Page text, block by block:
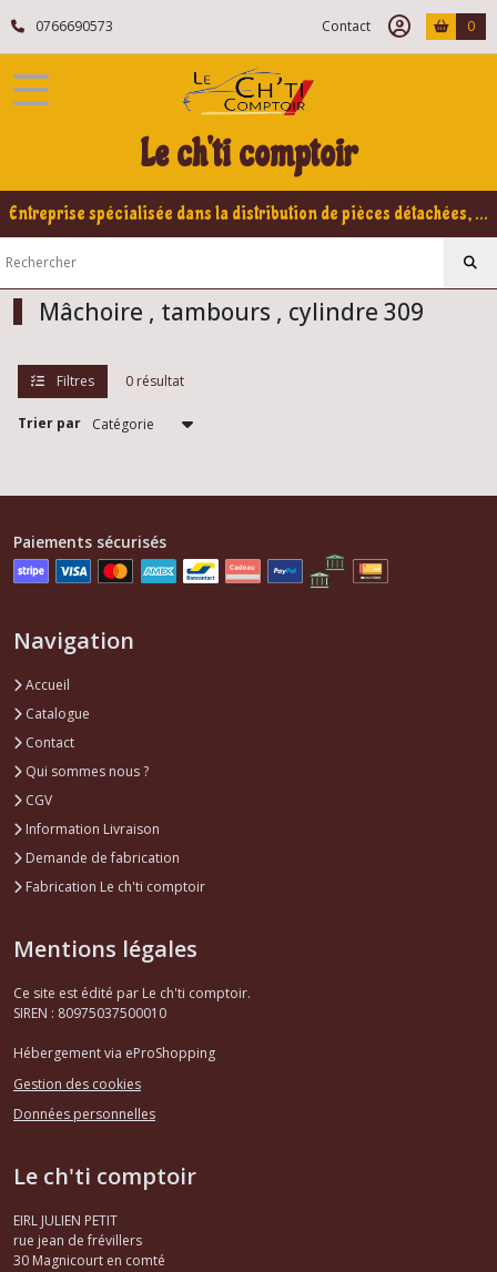
0766690573 Contact 0
Le ch'ti comptoir
Entreprise spécialisée dans la distribution de pièces détachées, refabrication pour voitures Yountimers Peugeot 205 GTI, 309 GTI - GTI16
Mâchoire , tambours , cylindre 309
Filtres 0 résultat
Trier par
Fermer
FILTRES
Peugeot
309
Train
309
Eléments
de
roue
arrière
train
arrière
309
Amortisseurs
Arrière
309
(2)
arrière
(5)
,câbles
309
(5)
Disques
,
plaquettes
(1)
Afficher
Paiements sécurisés
Navigation
Accueil
Catalogue
Contact
Qui sommes nous ?
CGV
Information Livraison
Demande de fabrication
Fabrication Le ch'ti comptoir
Mentions légales
Ce site est édité par Le ch'ti comptoir.
SIREN : 80975037500010
Hébergement via eProShopping
Gestion des cookies
Données personnelles
Le ch'ti comptoir
EIRL JULIEN PETIT
rue jean de frévillers
30 Magnicourt en comté